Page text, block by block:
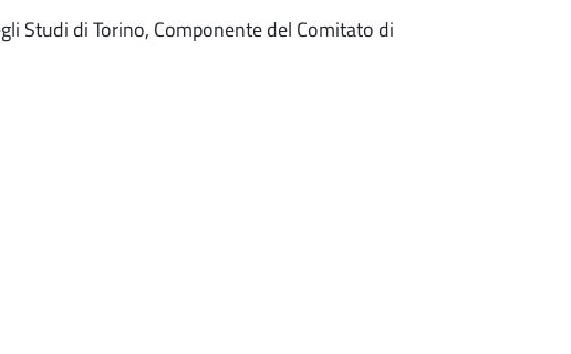
Studi di Torino, Componente del Comitato di